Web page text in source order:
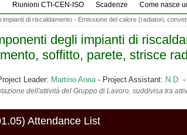
Riunioni CTI-CEN-ISO Scadenze Come nasce
impianti di riscaldamento - Emissione del calore (radiatori,
degli impianti di
soffitto, parete, strisce
Leader: Martino Anna- Project Assistant: N.D. -
dell'attività del Gruppo di Lavoro, suddivisa tra
Attendance List